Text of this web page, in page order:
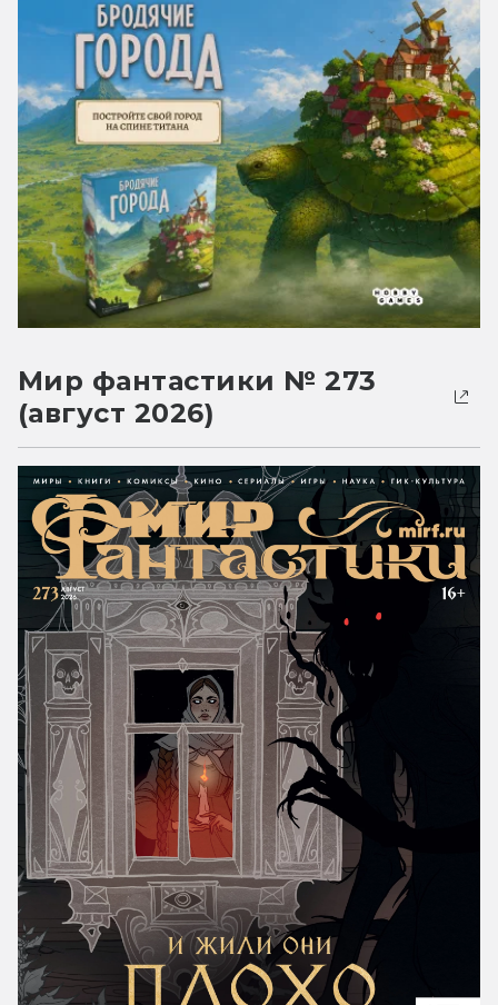
Мир фантастики № 273
(август 2026)